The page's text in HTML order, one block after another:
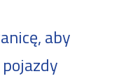
aby